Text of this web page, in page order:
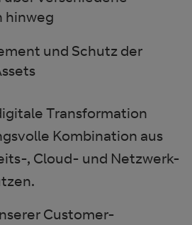
hinweg
und Schutz der
Transformation
Kombination aus
, Cloud- und Netzwerk-
Customer-